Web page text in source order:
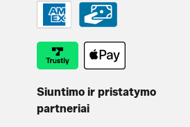
Siuntimo ir pristatymo
partneriai